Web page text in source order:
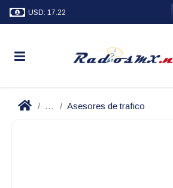
USD: 17.22
... Asesores de trafico